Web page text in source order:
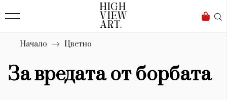
Бизнес
Мода
Dialogue
Изкуство
Начало Цветно
За вредата от борбата